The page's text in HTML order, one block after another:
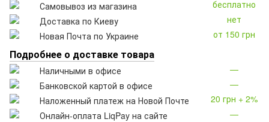
Самовывоз из магазина
бесплатно
Доставка по Киеву
нет
Новая Почта по Украине
от 150 грн
Подробнее о доставке товара
Наличными в офисе
—
Банковской картой в офисе
—
Наложенный платеж на Новой Почте
20 грн + 2%
Онлайн-оплата LiqPay на сайте
—